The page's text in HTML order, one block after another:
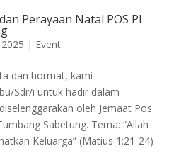
Perayaan Natal POS PI
| Event
dan hormat, kami
Sdr/i untuk hadir dalam
oleh Jemaat Pos
Sabetung. Tema: “Allah
Keluarga” (Matius 1:21-24)